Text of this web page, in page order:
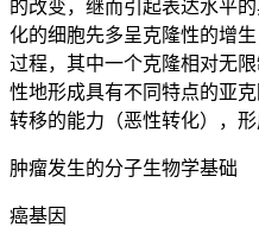
的改变，继而引起表达水平
化的细胞先多呈克隆性的增
过程，其中一个克隆相对无
性地形成具有不同特点的亚
转移的能力（恶性转化），形
肿瘤发生的分子生物学基础
癌基因